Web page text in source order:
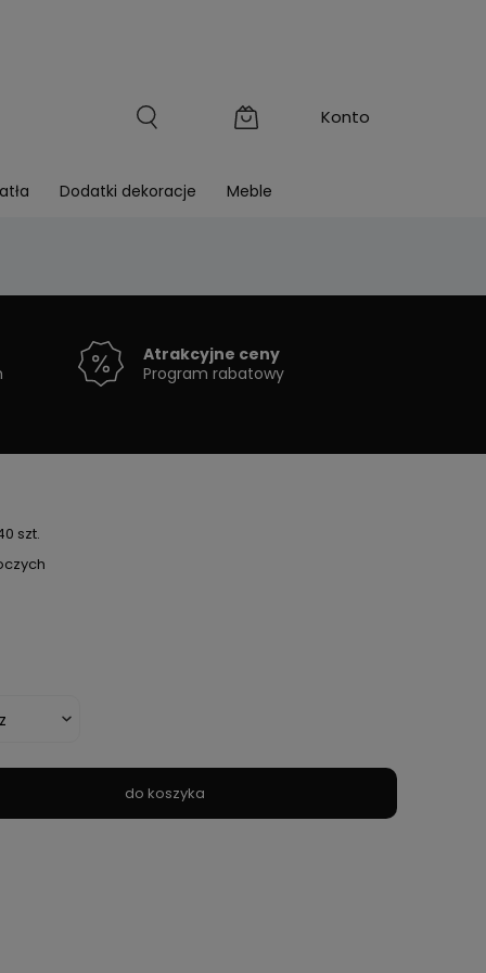
Dodatki dekoracje Meble
Atrakcyjne ceny
Program rabatowy
szt.
do koszyka